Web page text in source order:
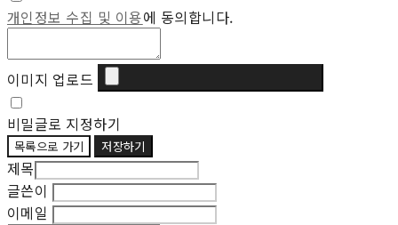
개인정보 수집 및 이용에 동의합니다.
이미지 업로드
비밀글로 지정하기
목록으로 가기 저장하기
제목
글쓴이
이메일